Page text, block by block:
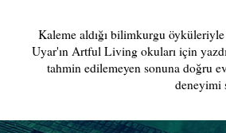
Kaleme aldığı bilimkurgu
Uyar'ın Artful Living okuları için
tahmin edilemeyen sonuna doğru
deneyimi